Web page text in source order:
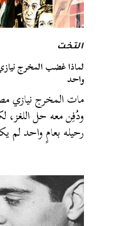
التخت
لماذا غضب المخرج
واحد
ودُفِن معه حل
رحيله بعامٍ واحد لم